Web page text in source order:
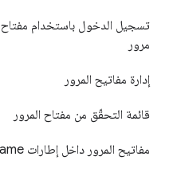
تسجيل الدخول باستخدام مفتاح
مرور
إدارة مفاتيح المرور
قائمة التحقّق من مفتاح المرور
مفاتيح المرور داخل إطارات iframe